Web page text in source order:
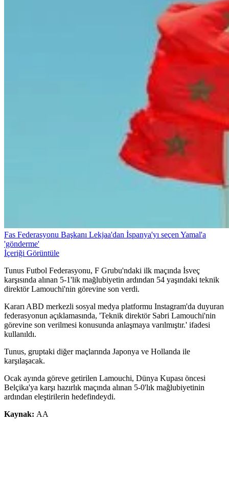
Fas Federasyonu Başkanı Lekjaa'dan İspanya'yı seçen Yamal'a
'gönderme'
İçeriği Görüntüle
Tunus Futbol Federasyonu, F Grubu'ndaki ilk maçında İsveç
karşısında alınan 5-1'lik mağlubiyetin ardından 54 yaşındaki teknik
direktör Lamouchi'nin görevine son verdi.
Kararı ABD merkezli sosyal medya platformu Instagram'da duyuran
federasyonun açıklamasında, 'Teknik direktör Sabri Lamouchi'nin
görevine son verilmesi konusunda anlaşmaya varılmıştır.' ifadesi
kullanıldı.
Tunus, gruptaki diğer maçlarında Japonya ve Hollanda ile
karşılaşacak.
Ocak ayında göreve getirilen Lamouchi, Dünya Kupası öncesi
Belçika'ya karşı hazırlık maçında alınan 5-0'lık mağlubiyetinin
ardından eleştirilerin hedefindeydi.
Kaynak: AA